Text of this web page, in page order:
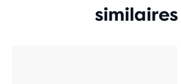
similaires